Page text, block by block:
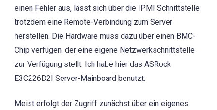
einen Fehler aus, lässt sich über die IPMI Schnittstelle
trotzdem eine Remote-Verbindung zum Server
herstellen. Die Hardware muss dazu über einen BMC-
Chip verfügen, der eine eigene Netzwerkschnittstelle
zur Verfügung stellt. Ich habe hier das ASRock
E3C226D2I Server-Mainboard benutzt.
Meist erfolgt der Zugriff zunächst über ein eigenes